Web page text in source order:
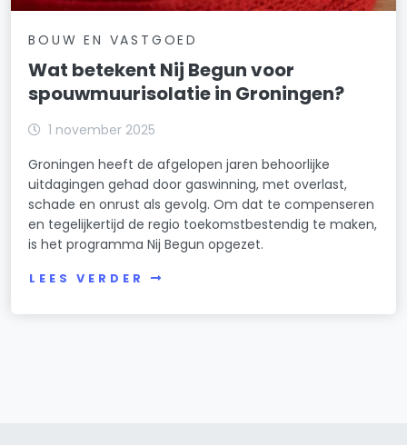
BOUW EN VASTGOED
Wat betekent Nij Begun voor
spouwmuurisolatie in Groningen?
1 november 2025
Groningen heeft de afgelopen jaren behoorlijke
uitdagingen gehad door gaswinning, met overlast,
schade en onrust als gevolg. Om dat te compenseren
en tegelijkertijd de regio toekomstbestendig te maken,
is het programma Nij Begun opgezet.
LEES VERDER